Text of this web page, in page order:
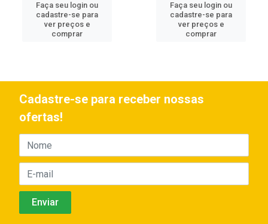
Faça seu login ou
cadastre-se para
ver preços e
comprar
Faça seu login ou
cadastre-se para
ver preços e
comprar
Cadastre-se para receber nossas
ofertas!